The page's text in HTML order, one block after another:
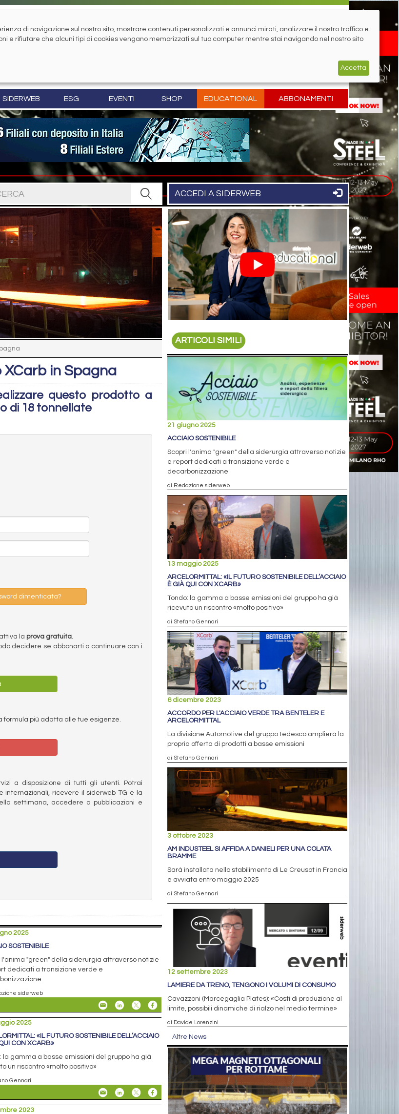
SIDERWEB ESG EVENTI SHOP EDUCATIONAL ABBONAMENTI
ACCEDI A SIDERWEB
in Spagna
questo prodotto a
di 18 tonnellate
dimenticata?
la prova gratuita.
decidere se abbonarti o continuare con i
formula più adatta alle tue esigenze.
a disposizione di tutti gli utenti. Potrai
ricevere il siderweb TG e la
settimana, accedere a pubblicazioni e
2025
SOSTENIBILE
l'anima "green" della siderurgia attraverso notizie
dedicati a transizione verde e
siderweb
2025
«IL FUTURO SOSTENIBILE DELL’ACCIAIO
CON XCARB»
la gamma a basse emissioni del gruppo ha già
un riscontro «molto positivo»
Gennari
2023
ARTICOLI SIMILI
21 giugno 2025
ACCIAIO SOSTENIBILE
Scopri l'anima "green" della siderurgia attraverso notizie
e report dedicati a transizione verde e
decarbonizzazione
di Redazione siderweb
13 maggio 2025
ARCELORMITTAL: «IL FUTURO SOSTENIBILE DELL’ACCIAIO
È GIÀ QUI CON XCARB»
Tondo: la gamma a basse emissioni del gruppo ha già
ricevuto un riscontro «molto positivo»
di Stefano Gennari
6 dicembre 2023
ACCORDO PER L'ACCIAIO VERDE TRA BENTELER E
ARCELORMITTAL
La divisione Automotive del gruppo tedesco amplierà la
propria offerta di prodotti a basse emissioni
di Stefano Gennari
3 ottobre 2023
AM INDUSTEEL SI AFFIDA A DANIELI PER UNA COLATA
BRAMME
Sarà installata nello stabilimento di Le Creusot in Francia
e avviata entro maggio 2025
di Stefano Gennari
12 settembre 2023
LAMIERE DA TRENO, TENGONO I VOLUMI DI CONSUMO
Cavazzoni (Marcegaglia Plates): «Costi di produzione al
limite, possibili dinamiche di rialzo nel medio termine»
di Davide Lorenzini
Altre News
di navigazione sul nostro sito, mostrare contenuti personalizzati e annunci mirati, analizzare il nostro traffico e
e rifiutare che alcuni tipi di cookies vengano memorizzati sul tuo computer mentre stai navigando nel nostro sito
Accetta